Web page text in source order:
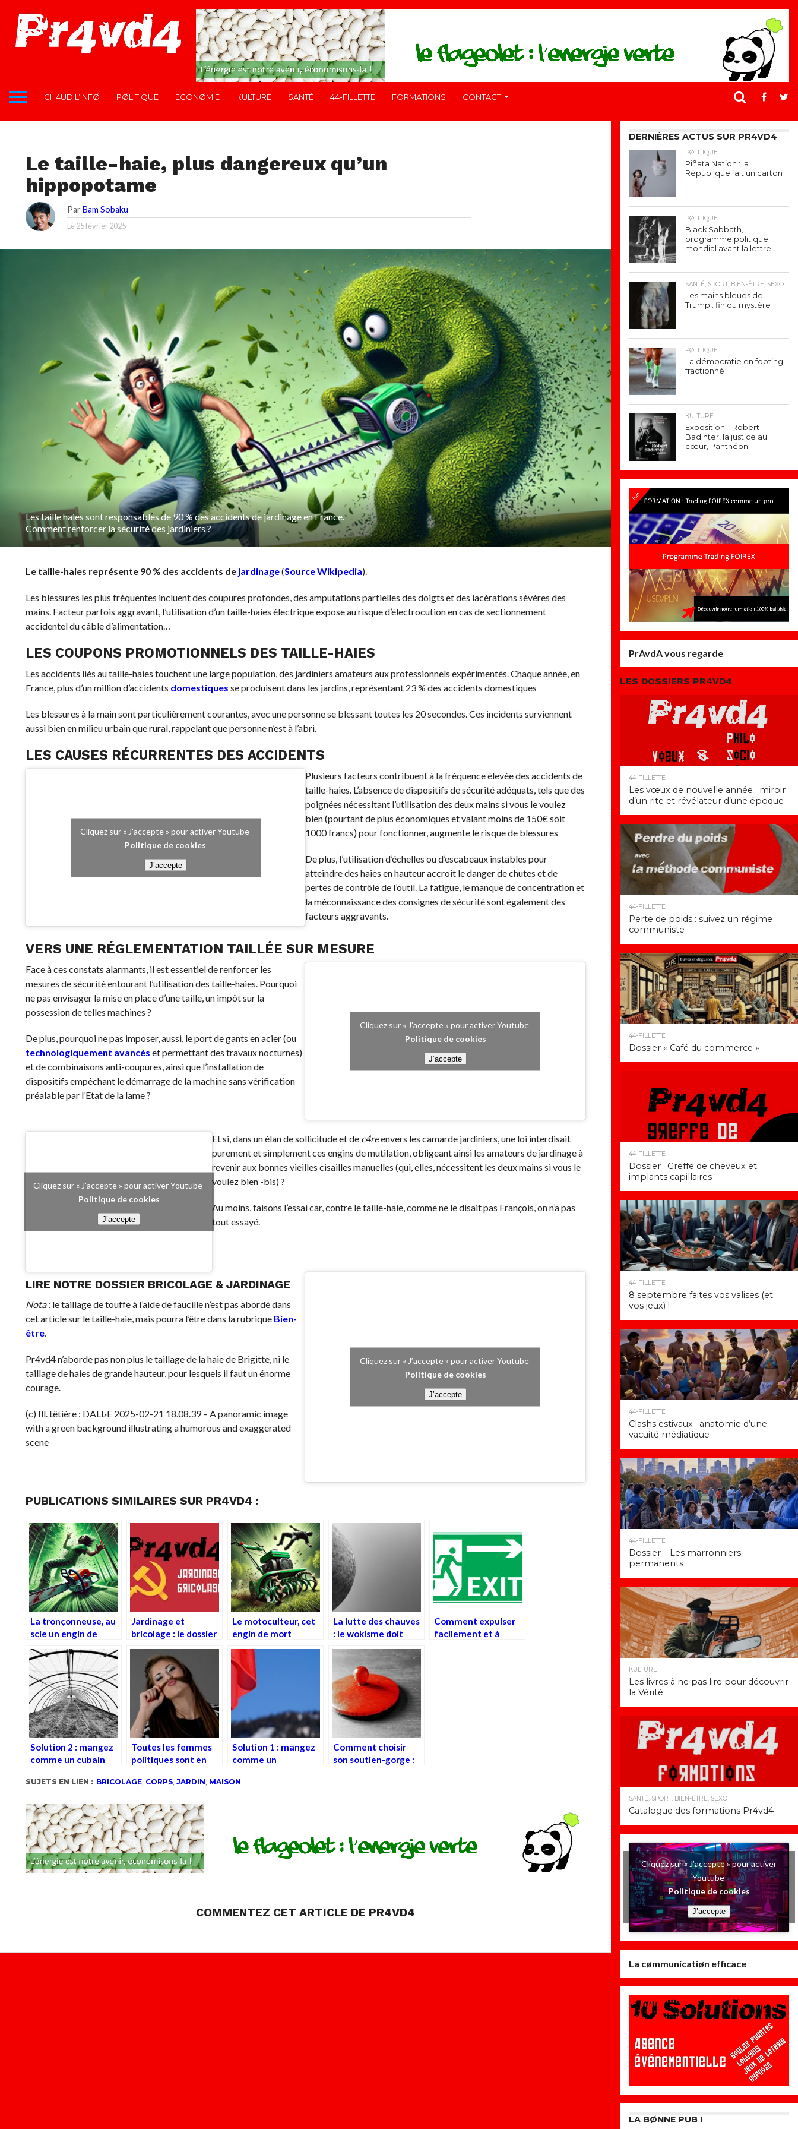
CH4UD L’INFØ PØLITIQUE ECONØMIE КULTURE SANTÉ 44-FILLETTE FORMATIONS CONTACT
Le taille-haie, plus dangereux qu’un
hippopotame
Par Bam Sobaku
Le 25 février 2025
Les taille haies sont responsables de 90 % des accidents de jardinage en France.
Comment renforcer la sécurité des jardiniers ?
Le taille-haies représente 90 % des accidents de jardinage(Source Wikipedia).
Les blessures les plus fréquentes incluent des coupures profondes, des amputations partielles des doigts et des lacérations sévères des
mains. Facteur parfois aggravant, l’utilisation d’un taille-haies électrique expose au risque d’électrocution en cas de sectionnement
accidentel du câble d’alimentation…
LES COUPONS PROMOTIONNELS DES TAILLE-HAIES
Les accidents liés au taille-haies touchent une large population, des jardiniers amateurs aux professionnels expérimentés. Chaque année, en
France, plus d’un million d’accidents domestiques se produisent dans les jardins, représentant 23 % des accidents domestiques
Les blessures à la main sont particulièrement courantes, avec une personne se blessant toutes les 20 secondes. Ces incidents surviennent
aussi bien en milieu urbain que rural, rappelant que personne n’est à l’abri.
LES CAUSES RÉCURRENTES DES ACCIDENTS
Cliquez sur « J’accepte » pour activer Youtube
Politique de cookies
J’accepte
Plusieurs facteurs contribuent à la fréquence élevée des accidents de
taille-haies. L’absence de dispositifs de sécurité adéquats, tels que des
poignées nécessitant l’utilisation des deux mains si vous le voulez
bien (pourtant de plus économiques et valant moins de 150€ soit
1000 francs) pour fonctionner, augmente le risque de blessures
De plus, l’utilisation d’échelles ou d’escabeaux instables pour
atteindre des haies en hauteur accroît le danger de chutes et de
pertes de contrôle de l’outil. La fatigue, le manque de concentration et
la méconnaissance des consignes de sécurité sont également des
facteurs aggravants.
VERS UNE RÉGLEMENTATION TAILLÉE SUR MESURE
Face à ces constats alarmants, il est essentiel de renforcer les
mesures de sécurité entourant l’utilisation des taille-haies. Pourquoi
ne pas envisager la mise en place d’une taille, un impôt sur la
possession de telles machines ?
De plus, pourquoi ne pas imposer, aussi, le port de gants en acier (ou
technologiquement avancés et permettant des travaux nocturnes)
et de combinaisons anti-coupures, ainsi que l’installation de
dispositifs empêchant le démarrage de la machine sans vérification
préalable par l’Etat de la lame ?
Cliquez sur « J’accepte » pour activer Youtube
Politique de cookies
J’accepte
Cliquez sur « J’accepte » pour activer Youtube
Politique de cookies
J’accepte
Et si, dans un élan de sollicitude et de c4reenvers les camarde jardiniers, une loi interdisait
purement et simplement ces engins de mutilation, obligeant ainsi les amateurs de jardinage à
revenir aux bonnes vieilles cisailles manuelles (qui, elles, nécessitent les deux mains si vous le
voulez bien -bis) ?
Au moins, faisons l’essai car, contre le taille-haie, comme ne le disait pas François, on n’a pas
tout essayé.
LIRE NOTRE DOSSIER BRICOLAGE & JARDINAGE
Nota: le taillage de touffe à l’aide de faucille n’est pas abordé dans
cet article sur le taille-haie, mais pourra l’être dans la rubrique Bien-
être.
Pr4vd4 n’aborde pas non plus le taillage de la haie de Brigitte, ni le
taillage de haies de grande hauteur, pour lesquels il faut un énorme
courage.
(c) Ill. têtière : DALL·E 2025-02-21 18.08.39 – A panoramic image
with a green background illustrating a humorous and exaggerated
scene
Cliquez sur « J’accepte » pour activer Youtube
Politique de cookies
J’accepte
PUBLICATIONS SIMILAIRES SUR PR4VD4 :
La tronçonneuse, au
scie un engin de
Jardinage et
bricolage : le dossier
Le motoculteur, cet
engin de mort
La lutte des chauves
: le wokisme doit
dans ses combats
Comment expulser
facilement et à
Solution 2 : mangez
comme un cubain
Toutes les femmes
politiques sont en
Solution 1 : mangez
comme un
(communiste
Comment choisir
son soutien-gorge :
SUJETS EN LIEN : BRICOLAGE, CORPS, JARDIN MAISON
COMMENTEZ CET ARTICLE DE PR4VD4
DERNIÈRES ACTUS SUR PR4VD4
PØLITIQUE
Piñata Nation : la
République fait un carton
PØLITIQUE
Black Sabbath,
programme politique
mondial avant la lettre
SANTÉ, SPORT, BIEN-ÊTRE, SEXO
Les mains bleues de
Trump : fin du mystère
PØLITIQUE
La démocratie en footing
fractionné
КULTURE
Exposition – Robert
Badinter, la justice au
cœur, Panthéon
PrAvdA vous regarde
LES DOSSIERS PR4VD4
44-FILLETTE
Les vœux de nouvelle année : miroir
d’un rite et révélateur d’une époque
44-FILLETTE
Perte de poids : suivez un régime
communiste
44-FILLETTE
Dossier « Café du commerce »
44-FILLETTE
Dossier : Greffe de cheveux et
implants capillaires
44-FILLETTE
8 septembre faites vos valises (et
vos jeux) !
44-FILLETTE
Clashs estivaux : anatomie d’une
vacuité médiatique
44-FILLETTE
Dossier – Les marronniers
permanents
КULTURE
Les livres à ne pas lire pour découvrir
la Vérité
SANTÉ, SPORT, BIEN-ÊTRE, SEXO
Catalogue des formations Pr4vd4
Cliquez sur « J’accepte » pour activer
Youtube
Politique de cookies
J’accepte
La cømmunicatiøn efficace
LA BØNNE PUB !